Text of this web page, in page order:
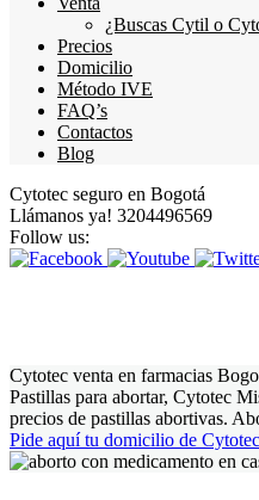
¿Buscas Cytil o
Precios
Domicilio
Método IVE
FAQ’s
Contactos
Blog
Cytotec seguro en Bogotá
Llámanos ya! 3204496569
Follow us:
Cytotec venta en farmacias
Pastillas para abortar, Cytotec
precios de pastillas abortivas.
Pide aquí tu domicilio de Cytotec